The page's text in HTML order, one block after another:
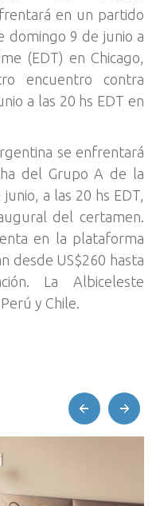
en un partido
domingo 9 de junio a
(EDT) en Chicago,
encuentro contra
a las 20 hs EDT en
se enfrentará
del Grupo A de la
a las 20 hs EDT,
del certamen.
en la plataforma
desde US$260 hasta
La Albiceleste
y Chile.
prev next